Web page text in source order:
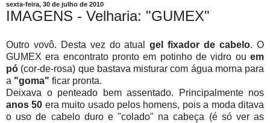
sexta-feira, 30 de julho de 2010
IMAGENS - Velharia: "GUMEX"
Outro vovô. Desta vez do atualgel fixador de cabelo. O
GUMEX era encontrato pronto em potinho de vidro ou em
pó (cor-de-rosa) que bastava misturar com água morna para
a "goma" ficar pronta.
Deixava o penteado bem assentado. Principalmente nos
anos 50 era muito usado pelos homens, pois a moda ditava
o uso de cabelo duro e "colado" na cabeça (é só ver as